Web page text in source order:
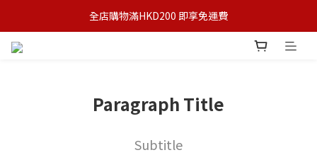
全店購物滿HKD200 即享免運費
Paragraph Title
Subtitle